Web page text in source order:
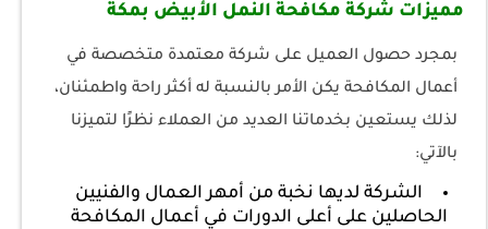
مميزات شركة مكافحة النمل الأبيض بمكة
بمجرد حصول العميل على شركة معتمدة متخصصة في
أعمال المكافحة يكن الأمر بالنسبة له أكثر راحة واطمئنان،
لذلك يستعين بخدماتنا العديد من العملاء نظرًا لتميزنا
بالآتي:
الشركة لديها نخبة من أمهر العمال والفنيين
الحاصلين على أعلى الدورات في أعمال المكافحة